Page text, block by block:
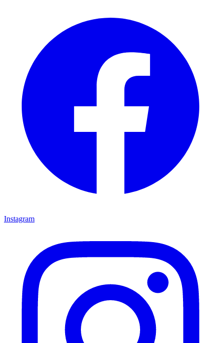
Instagram